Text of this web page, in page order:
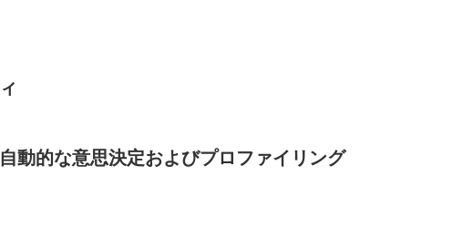
動的な意思決定およびプロファイリング